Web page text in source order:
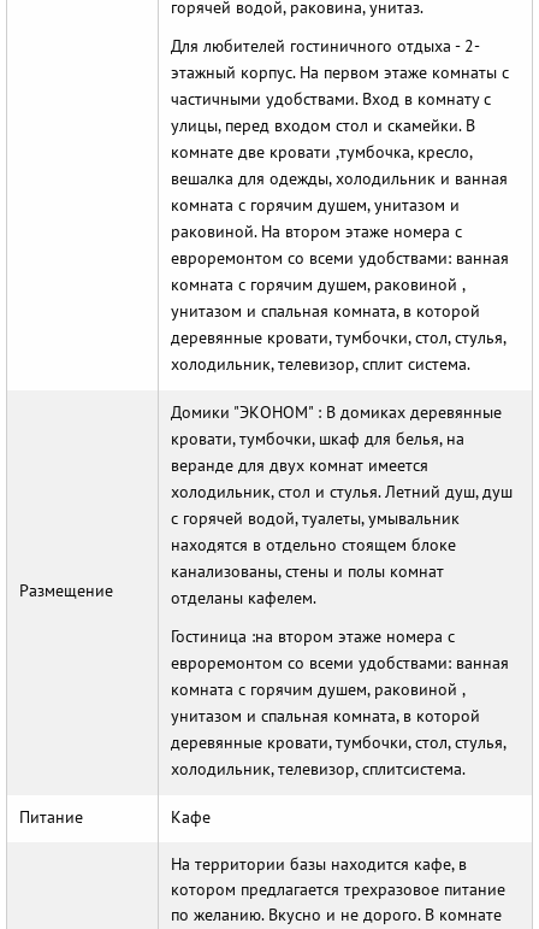
горячей водой, раковина, унитаз.
Для любителей гостиничного отдыха - 2-
этажный корпус. На первом этаже комнаты с
частичными удобствами. Вход в комнату с
улицы, перед входом стол и скамейки. В
комнате две кровати ,тумбочка, кресло,
вешалка для одежды, холодильник и ванная
комната с горячим душем, унитазом и
раковиной. На втором этаже номера с
евроремонтом со всеми удобствами: ванная
комната с горячим душем, раковиной ,
унитазом и спальная комната, в которой
деревянные кровати, тумбочки, стол, стулья,
холодильник, телевизор, сплит система.
Размещение
Домики "ЭКОНОМ" : В домиках деревянные
кровати, тумбочки, шкаф для белья, на
веранде для двух комнат имеется
холодильник, стол и стулья. Летний душ, душ
с горячей водой, туалеты, умывальник
находятся в отдельно стоящем блоке
канализованы, стены и полы комнат
отделаны кафелем.
Гостиница :на втором этаже номера с
евроремонтом со всеми удобствами: ванная
комната с горячим душем, раковиной ,
унитазом и спальная комната, в которой
деревянные кровати, тумбочки, стол, стулья,
холодильник, телевизор, сплитсистема.
Питание Кафе
На территории базы находится кафе, в
котором предлагается трехразовое питание
по желанию. Вкусно и не дорого. В комнате